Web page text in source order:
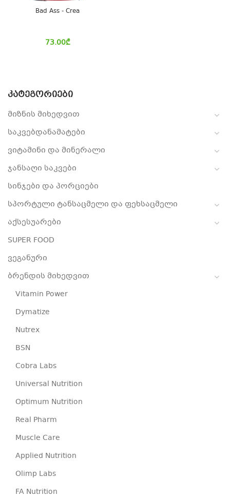
ᲙᲐᲢᲔᲒᲝᲠᲘᲔᲑᲘ
მიზნის მიხედვით
საკვებდანამატები
ვიტამინი და მინერალი
ჯანსაღი საკვები
სინჯები და პორციები
სპორტული ტანსაცმელი და ფეხსაცმელი
აქსესუარები
SUPER FOOD
ვეგანური
ბრენდის მიხედვით
Vitamin Power
Dymatize
Nutrex
BSN
Cobra Labs
Universal Nutrition
Optimum Nutrition
Real Pharm
Muscle Care
Applied Nutrition
Olimp Labs
FA Nutrition
Bad Ass - Crea
73.00₾